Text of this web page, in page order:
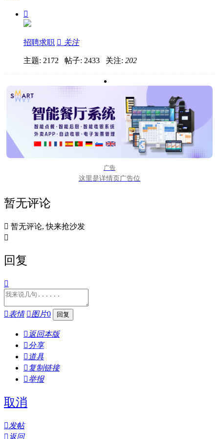

招聘求职  关注
主题: 2172 帖子: 2433 关注: 202
广告
这里是详情页广告位
暂无评论
 暂无评论, 快来抢沙发

回复

表情 图片0
 返回本版
分享
 道具
 复制链接
举报
取消
发帖
 返回